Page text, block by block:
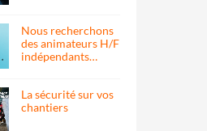
Nous recherchons
des animateurs H/F
indépendants…
La sécurité sur vos
chantiers